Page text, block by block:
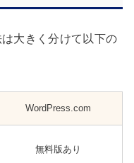
大きく分けて以下の
WordPress.com
無料版あり